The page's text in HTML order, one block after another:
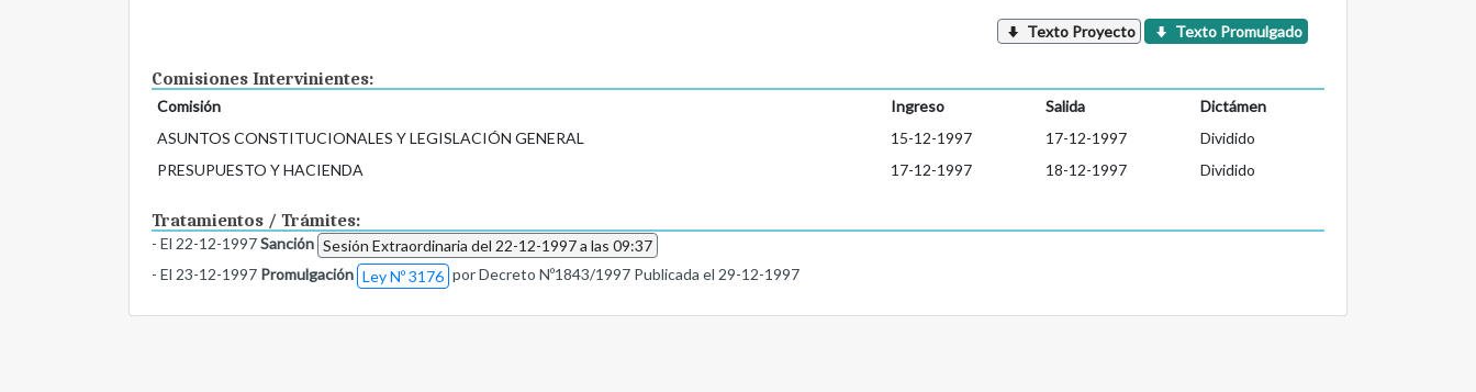
Texto Proyecto Texto Promulgado
Comisiones Intervinientes:
Comisión Ingreso Salida
Dictámen
ASUNTOS CONSTITUCIONALES Y LEGISLACIÓN GENERAL
15-12-1997 17-12-1997
Dividido
PRESUPUESTO Y HACIENDA
17-12-1997 18-12-1997 Dividido
Tratamientos / Trámites:
- El 22-12-1997Sanción Sesión Extraordinaria del 22-12-1997 a las 09:37
- El 23-12-1997 Promulgación Ley Nº 3176 por Decreto Nº1843/1997 Publicada el 29-12-1997